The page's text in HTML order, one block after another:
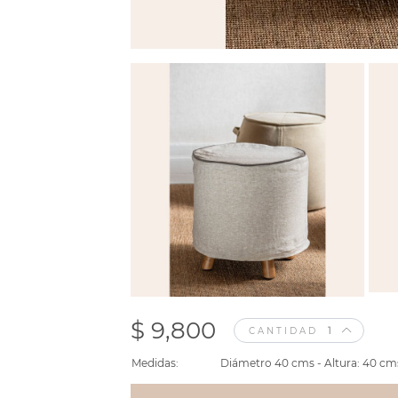
$ 9,800 CANTIDAD
Medidas: Diámetro 40 cms - Altura: 40